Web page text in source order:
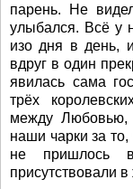
парень. Не
улыбался. Всё у
изо дня в день,
вдруг в один
явилась сама
трёх
между Любовью,
наши чарки за
не пришлось
присутствовали